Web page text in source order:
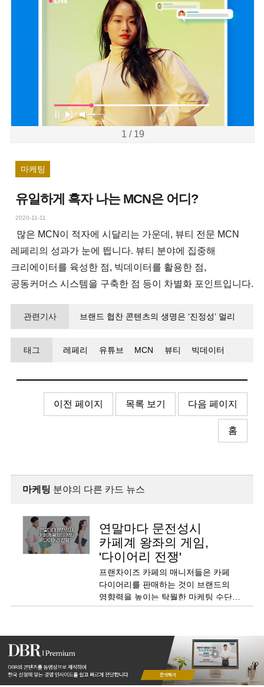
1 / 19
마케팅
유일하게 흑자 나는 MCN은 어디?
2020-11-11
많은 MCN이 적자에 시달리는 가운데, 뷰티 전문 MCN
레페리의 성과가 눈에 띕니다. 뷰티 분야에 집중해
크리에이터를 육성한 점, 빅데이터를 활용한 점,
공동커머스 시스템을 구축한 점 등이 차별화 포인트입니다.
관련기사
브랜드 협찬 콘텐츠의 생명은 ‘진정성’ 멀리
태그
레페리 유튜브 MCN 뷰티
빅데이터
이전 페이지 목록 보기 다음 페이지
홈
마케팅 분야의 다른 카드 뉴스
연말마다 문전성시
카페계 왕좌의 게임,
'다이어리 전쟁'
프랜차이즈 카페의 매니저들은 카페
다이어리를 판매하는 것이 브랜드의
영향력을 높이는 탁월한 마케팅 수단이
된다고 평가하는데요. 카페는 다이어리
걸까요?